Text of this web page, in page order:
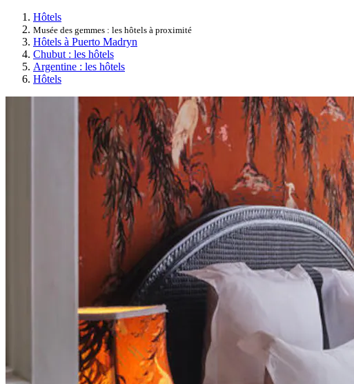
Hôtels
Musée des gemmes : les hôtels à proximité
Hôtels à Puerto Madryn
Chubut : les hôtels
Argentine : les hôtels
Hôtels